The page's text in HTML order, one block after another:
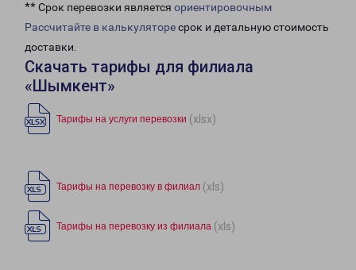
** Срок перевозки является ориентировочным
Рассчитайте в калькуляторесрок и детальную стоимость
доставки.
Скачать тарифы для филиала
«Шымкент»
Тарифы на услуги перевозки (xlsx)
Тарифы на перевозку в филиал (xls)
Тарифы на перевозку из филиала (xls)